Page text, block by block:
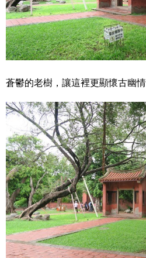
蒼鬱的老樹，讓這裡更顯懷古幽情